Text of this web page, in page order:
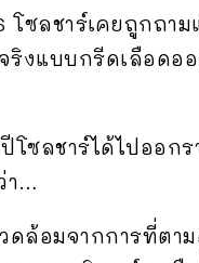
ซลชาร์เคยถูกถาม
งแบบกรีดเลือดอ
ซลชาร์ได้ไปออก
า…
ดล้อมจากการที่ต